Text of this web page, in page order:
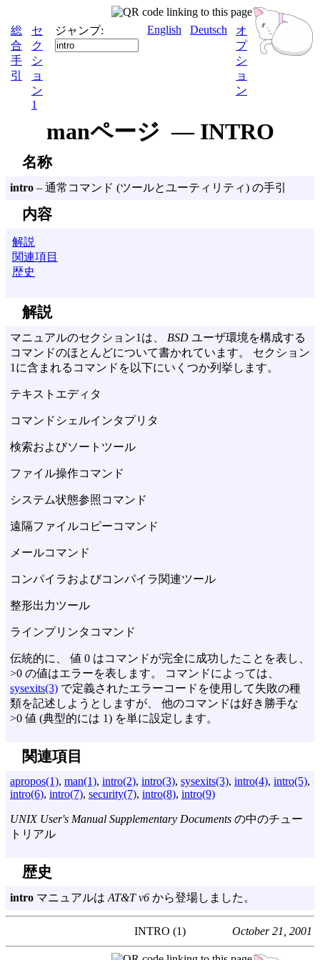
総
合
手
引
セ
ク
シ
ョ
ン
1
ジャンプ: English Deutsch
オ
プ
シ
ョ
ン
manページ — INTRO
名称
intro – 通常コマンド (ツールとユーティリティ) の手引
内容
解説
関連項目
歴史
解説
マニュアルのセクション1は、 BSD ユーザ環境を構成する
コマンドのほとんどについて書かれています。 セクション
1に含まれるコマンドを以下にいくつか列挙します。
テキストエディタ
コマンドシェルインタプリタ
検索およびソートツール
ファイル操作コマンド
システム状態参照コマンド
遠隔ファイルコピーコマンド
メールコマンド
コンパイラおよびコンパイラ関連ツール
整形出力ツール
ラインプリンタコマンド
伝統的に、 値 0 はコマンドが完全に成功したことを表し、
>0 の値はエラーを表します。 コマンドによっては、
sysexits(3) で定義されたエラーコードを使用して失敗の種
類を記述しようとしますが、 他のコマンドは好き勝手な
>0 値 (典型的には 1) を単に設定します。
関連項目
apropos(1), man(1), intro(2), intro(3), sysexits(3), intro(4), intro(5),
intro(6), intro(7), security(7), intro(8), intro(9)
UNIX User's Manual Supplementary Documents の中のチュー
トリアル
歴史
intro マニュアルは AT&T v6 から登場しました。
INTRO (1) October 21, 2001